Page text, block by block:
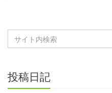
投稿日記